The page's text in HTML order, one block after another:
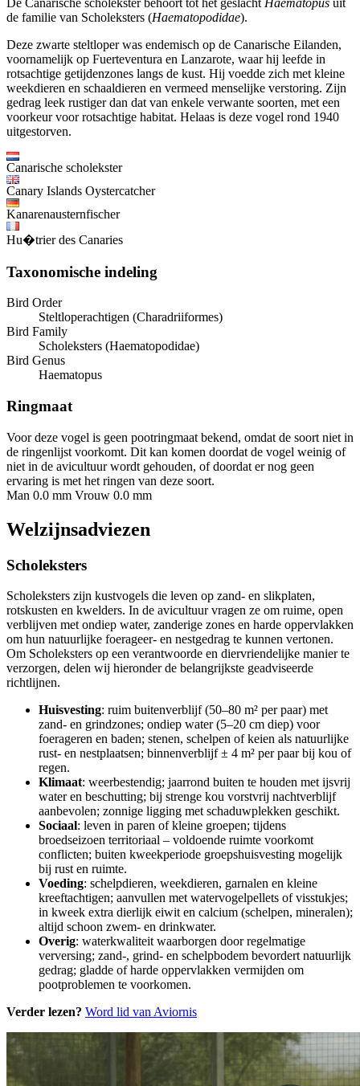
De Canarische scholekster behoort tot het geslacht Haematopus uit
de familie van Scholeksters (Haematopodidae).
Deze zwarte steltloper was endemisch op de Canarische Eilanden,
voornamelijk op Fuerteventura en Lanzarote, waar hij leefde in
rotsachtige getijdenzones langs de kust. Hij voedde zich met kleine
weekdieren en schaaldieren en vermeed menselijke verstoring. Zijn
gedrag leek rustiger dan dat van enkele verwante soorten, met een
voorkeur voor rotsachtige habitat. Helaas is deze vogel rond 1940
uitgestorven.
Canarische scholekster
Canary Islands Oystercatcher
Kanarenausternfischer
Hu�trier des Canaries
Taxonomische indeling
Bird Order
Steltloperachtigen (Charadriiformes)
Bird Family
Scholeksters (Haematopodidae)
Bird Genus
Haematopus
Ringmaat
Voor deze vogel is geen pootringmaat bekend, omdat de soort niet in
de ringenlijst voorkomt. Dit kan komen doordat de vogel weinig of
niet in de avicultuur wordt gehouden, of doordat er nog geen
ervaring is met het ringen van deze soort.
Man 0.0 mm Vrouw 0.0 mm
Welzijnsadviezen
Scholeksters
Scholeksters zijn kustvogels die leven op zand- en slikplaten,
rotskusten en kwelders. In de avicultuur vragen ze om ruime, open
verblijven met ondiep water, zanderige zones en harde oppervlakken
om hun natuurlijke foerageer- en nestgedrag te kunnen vertonen.
Om Scholeksters op een verantwoorde en diervriendelijke manier te
verzorgen, delen wij hieronder de belangrijkste geadviseerde
richtlijnen.
Huisvesting: ruim buitenverblijf (50–80 m² per paar) met
zand- en grindzones; ondiep water (5–20 cm diep) voor
foerageren en baden; stenen, schelpen of keien als natuurlijke
rust- en nestplaatsen; binnenverblijf ± 4 m² per paar bij kou of
regen.
Klimaat: weerbestendig; jaarrond buiten te houden met ijsvrij
water en beschutting; bij strenge kou vorstvrij nachtverblijf
aanbevolen; zonnige ligging met schaduwplekken geschikt.
Sociaal: leven in paren of kleine groepen; tijdens
broedseizoen territoriaal – voldoende ruimte voorkomt
conflicten; buiten kweekperiode groepshuisvesting mogelijk
bij rust en ruimte.
Voeding: schelpdieren, weekdieren, garnalen en kleine
kreeftachtigen; aanvullen met watervogelpellets of visstukjes;
in kweek extra dierlijk eiwit en calcium (schelpen, mineralen);
altijd schoon zwem- en drinkwater.
Overig: waterkwaliteit waarborgen door regelmatige
verversing; zand-, grind- en schelpbodem bevordert natuurlijk
gedrag; gladde of harde oppervlakken vermijden om
pootproblemen te voorkomen.
Verder lezen? Word lid van Aviornis